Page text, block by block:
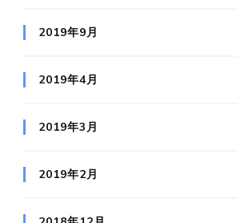
2019年9月
2019年4月
2019年3月
2019年2月